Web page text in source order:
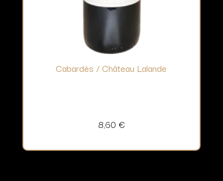
Cabardès / Château Lalande
8,60 €